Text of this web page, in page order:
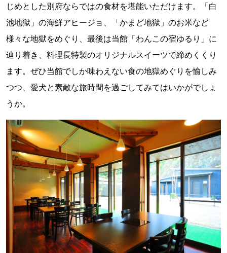
じめとした別府ならではの食材を堪能いただけます。「白
池地獄」の海鮮アヒージョ、「かまど地獄」のお米など
様々な地獄をめぐり、最後は当館「わんこの宿ゆるり」に
辿り着き、料理長特製のオリジナルスイーツで締めくくり
ます。ぜひ当館でしか味わえない食の地獄めぐりを愉しみ
つつ、愛犬と素敵な旅時間を過ごしてみてはいかがでしょ
うか。